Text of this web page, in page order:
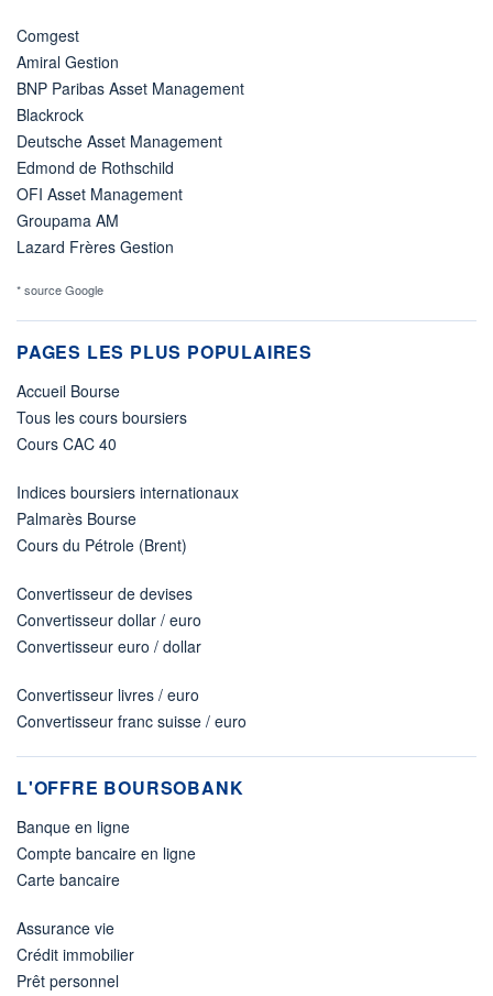
Comgest
Amiral Gestion
BNP Paribas Asset Management
Blackrock
Deutsche Asset Management
Edmond de Rothschild
OFI Asset Management
Groupama AM
Lazard Frères Gestion
* source Google
PAGES LES PLUS POPULAIRES
Accueil Bourse
Tous les cours boursiers
Cours CAC 40
Indices boursiers internationaux
Palmarès Bourse
Cours du Pétrole (Brent)
Convertisseur de devises
Convertisseur dollar / euro
Convertisseur euro / dollar
Convertisseur livres / euro
Convertisseur franc suisse / euro
L'OFFRE BOURSOBANK
Banque en ligne
Compte bancaire en ligne
Carte bancaire
Assurance vie
Crédit immobilier
Prêt personnel